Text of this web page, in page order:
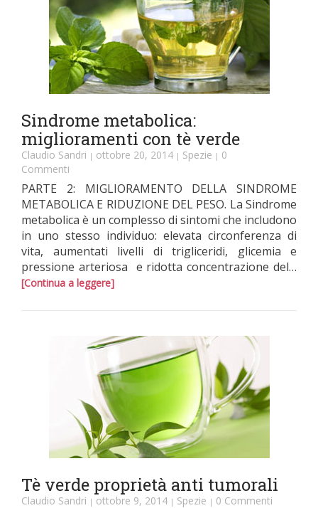
Sindrome metabolica:
miglioramenti con tè verde
Claudio Sandri | ottobre 20, 2014 | Spezie | 0
Commenti
PARTE 2: MIGLIORAMENTO DELLA SINDROME
METABOLICA E RIDUZIONE DEL PESO. La Sindrome
metabolica è un complesso di sintomi che includono
in uno stesso individuo: elevata circonferenza di
vita, aumentati livelli di trigliceridi, glicemia e
pressione arteriosa e ridotta concentrazione del…
[Continua a leggere]
Tè verde proprietà anti tumorali
Claudio Sandri | ottobre 9, 2014 | Spezie | 0 Commenti